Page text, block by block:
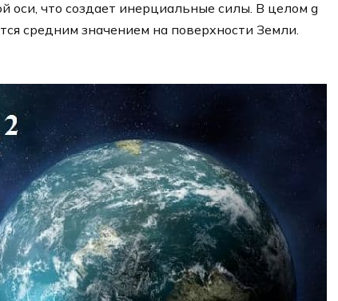
оси, что создает инерциальные силы. В целом g
средним значением на поверхности Земли.